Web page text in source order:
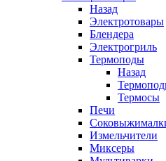
Назад
Электротовары
Блендера
Электрогриль
Термоподы
Назад
Термосы
Печи
Измельчители
Миксеры